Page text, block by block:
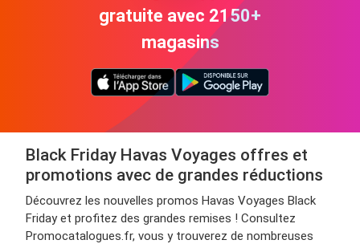
gratuite avec 2150+
magasins
Black Friday Havas Voyages offres et
promotions avec de grandes réductions
Découvrez les nouvelles promos Havas Voyages Black
Friday et profitez des grandes remises ! Consultez
Promocatalogues.fr, vous y trouverez de nombreuses